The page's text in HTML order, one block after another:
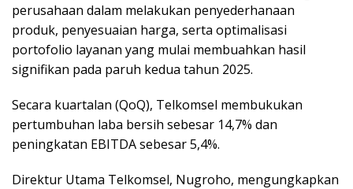
perusahaan dalam melakukan penyederhanaan
produk, penyesuaian harga, serta optimalisasi
portofolio layanan yang mulai membuahkan hasil
signifikan pada paruh kedua tahun 2025.
Secara kuartalan (QoQ), Telkomsel membukukan
pertumbuhan laba bersih sebesar 14,7% dan
peningkatan EBITDA sebesar 5,4%.
​Direktur Utama Telkomsel, Nugroho, mengungkapkan